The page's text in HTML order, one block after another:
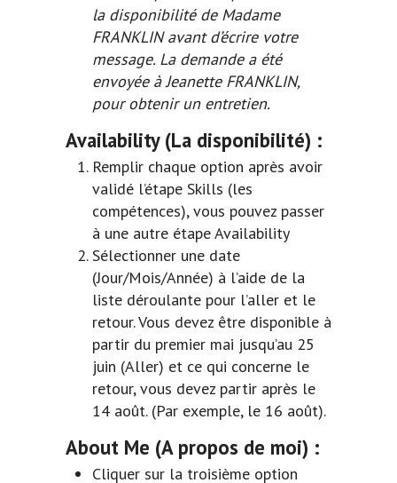
la disponibilité de Madame
FRANKLIN avant d’écrire votre
message. La demande a été
envoyée à Jeanette FRANKLIN,
pour obtenir un entretien.
Availability(La disponibilité) :
Remplir chaque option après avoir
validé l’étape Skills (les
compétences), vous pouvez passer
à une autre étape Availability
Sélectionner une date
(Jour/Mois/Année) à l’aide de la
liste déroulante pour l’aller et le
retour. Vous devez être disponible à
partir du premier mai jusqu’au 25
juin (Aller) et ce qui concerne le
retour, vous devez partir après le
14 août. (Par exemple, le 16 août).
About Me (A propos de moi) :
Cliquer sur la troisième option